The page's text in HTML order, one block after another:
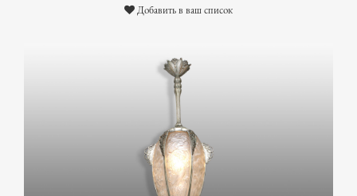
Добавить в ваш список